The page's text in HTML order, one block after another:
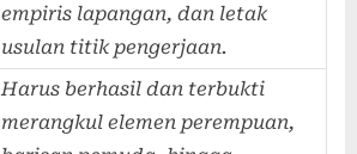
empiris lapangan, dan letak
usulan titik pengerjaan.
Harus berhasil dan terbukti
merangkul elemen perempuan,